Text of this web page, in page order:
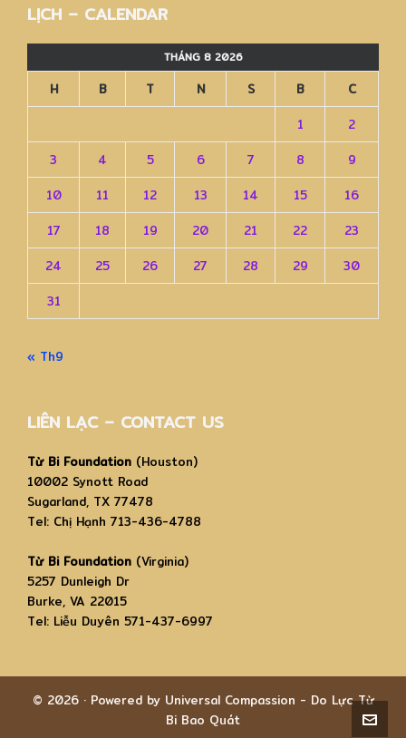
LỊCH – CALENDAR
THÁNG 8 2026
H B T N S B
C
1
2
3
4 5 6 7 8
9
10
11 12 13 14 15
16
17
18 19 20 21 22
23
24
25 26 27 28 29
30
31
« Th9
LIÊN LẠC – CONTACT US
Từ Bi Foundation (Houston)
10002 Synott Road
Sugarland, TX 77478
Tel: Chị Hạnh 713-436-4788
Từ Bi Foundation (Virginia)
5257 Dunleigh Dr
Burke, VA 22015
Tel: Liễu Duyên 571-437-6997
© 2026 · Powered by Universal Compassion - Do Lực Từ
Bi Bao Quát